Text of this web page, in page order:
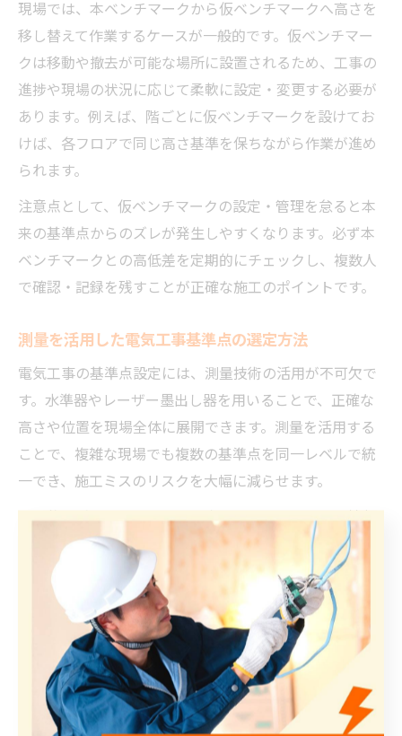
現場では、本ベンチマークから仮ベンチマークへ高さを
移し替えて作業するケースが一般的です。仮ベンチマー
クは移動や撤去が可能な場所に設置されるため、工事の
進捗や現場の状況に応じて柔軟に設定・変更する必要が
あります。例えば、階ごとに仮ベンチマークを設けてお
けば、各フロアで同じ高さ基準を保ちながら作業が進め
られます。
注意点として、仮ベンチマークの設定・管理を怠ると本
来の基準点からのズレが発生しやすくなります。必ず本
ベンチマークとの高低差を定期的にチェックし、複数人
で確認・記録を残すことが正確な施工のポイントです。
測量を活用した電気工事基準点の選定方法
電気工事の基準点設定には、測量技術の活用が不可欠で
す。水準器やレーザー墨出し器を用いることで、正確な
高さや位置を現場全体に展開できます。測量を活用する
ことで、複雑な現場でも複数の基準点を同一レベルで統
一でき、施工ミスのリスクを大幅に減らせます。
具体的な手順としては、まず本ベンチマークの高さ情報
を測量機器で取得し、必要な場所に仮ベンチマークを設
置します。その後、各作業エリアごとに測量機器で位置
と高さを確認し、基準点のズレがないか複数回チェック
します。現場管理者や作業員が独自に測量記録を残すこ
とで、トラブル発生時にも原因特定が容易になります。
測量機器の誤差や設置場所の誤認識による失敗例もある
ため、定期的な機器の校正と、測量結果のダブルチェッ